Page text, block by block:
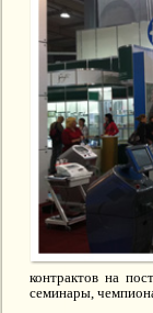
контрактов на
семинары,